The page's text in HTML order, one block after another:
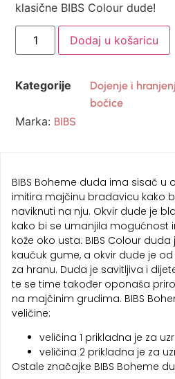
klasične BIBS Colour dude!
Dodaj u košaricu
Kategorije Dojenje i
bočice
Marka: BIBS
BIBS Boheme duda ima sisač u
imitira majčinu bradavicu kako
naviknuti na nju. Okvir dude je
kako bi se umanjila mogućnost
kože oko usta. BIBS Colour
kaučuk gume, a okvir dude je
za hranu. Duda je savitljiva i
te se time također oponaša
na majčinim grudima. BIBS
veličine:
veličina 1 prikladna je za
veličina 2 prikladna je za
Ostale značajke BIBS Boheme